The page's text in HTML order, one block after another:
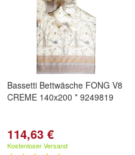
Bassetti Bettwäsche FONG V8
CREME 140x200 * 9249819
114,63 €
Kostenloser Versand